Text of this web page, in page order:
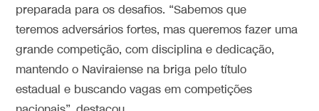
preparada para os desafios. “Sabemos que
teremos adversários fortes, mas queremos fazer uma
grande competição, com disciplina e dedicação,
mantendo o Naviraiense na briga pelo título
estadual e buscando vagas em competições